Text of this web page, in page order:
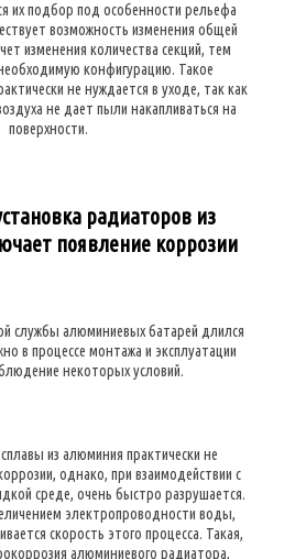
их подбор под особенности рельефа
возможность изменения общей
изменения количества секций, тем
конфигурацию. Такое
не нуждается в уходе, так как
не дает пыли накапливаться на
поверхности.
радиаторов из
появление коррозии
службы алюминиевых батарей длился
в процессе монтажа и эксплуатации
некоторых условий.
из алюминия практически не
однако, при взаимодействии с
среде, очень быстро разрушается.
электропроводности воды,
скорость этого процесса. Такая,
алюминиевого радиатора,